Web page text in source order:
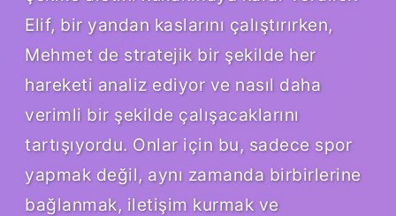
Elif, bir yandan kaslarını çalıştırırken,
Mehmet de stratejik bir şekilde her
hareketi analiz ediyor ve nasıl daha
verimli bir şekilde çalışacaklarını
tartışıyordu. Onlar için bu, sadece spor
yapmak değil, aynı zamanda birbirlerine
bağlanmak, iletişim kurmak ve